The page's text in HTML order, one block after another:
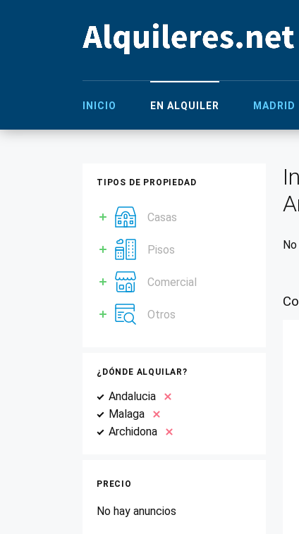
INICIO EN ALQUILER MADRID
TIPOS DE PROPIEDAD
Casas
Pisos
Comercial
Otros
¿DÓNDE ALQUILAR?
Andalucia
Malaga
Archidona
PRECIO
No hay anuncios